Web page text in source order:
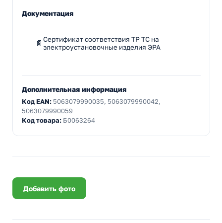
Документация
Сертификат соответствия ТР ТС на
электроустановочные изделия ЭРА
Дополнительная информация
Код EAN: 5063079990035, 5063079990042,
5063079990059
Код товара: Б0063264
Добавить фото